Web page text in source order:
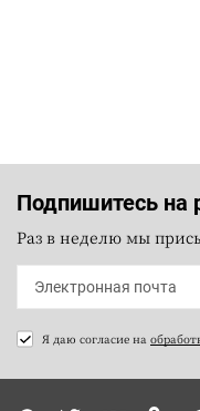
Подпишитесь на
Раз в неделю мы
Я даю согласие на